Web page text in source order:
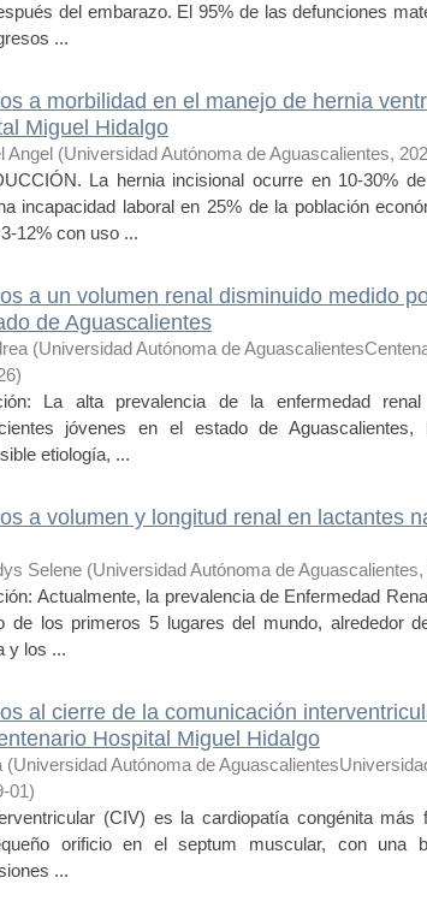
del embarazo. El 95% de las defunciones
...
a morbilidad en el manejo de hernia
Miguel Hidalgo
Angel (Universidad Autónoma de Aguascalientes,
La hernia incisional ocurre en 10-30%
incapacidad laboral en 25% de la población
12% con uso ...
a un volumen renal disminuido medido
de Aguascalientes
(Universidad Autónoma de
)
La alta prevalencia de la enfermedad
jóvenes en el estado de
etiología, ...
a volumen y longitud renal en lactantes
Selene (Universidad Autónoma de Aguascalientes,
Actualmente, la prevalencia de Enfermedad
de los primeros 5 lugares del mundo, alrededor
y los ...
al cierre de la comunicación
Hospital Miguel Hidalgo
(Universidad Autónoma de
01)
(CIV) es la cardiopatía congénita más
orificio en el septum muscular, con una
...